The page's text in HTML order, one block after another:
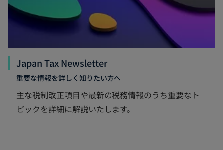
Japan Tax Newsletter
重要な情報を詳しく知りたい方へ
主な税制改正項目や最新の税務情報のうち重要なト
ピックを詳細に解説いたします。